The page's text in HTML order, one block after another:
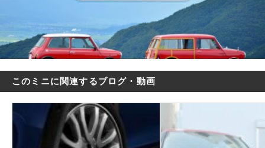
このミニに関連するブログ・動画